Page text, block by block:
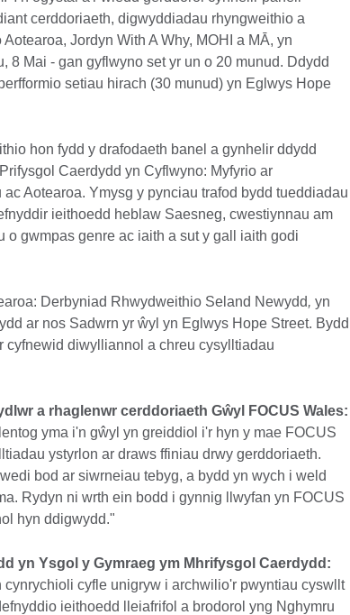
cerddoriaeth, digwyddiadau rhyngweithio a
Jordyn With A Why, MOHI a MĀ, yn
8 Mai - gan gyflwyno set yr un o 20 munud. Ddydd
setiau hirach (30 munud) yn Eglwys Hope
hon fydd y drafodaeth banel a gynhelir ddydd
Caerdydd yn Cyflwyno: Myfyrio ar
Aotearoa. Ymysg y pynciau trafod bydd tueddiadau
ieithoedd heblaw Saesneg, cwestiynnau am
gwmpas genre ac iaith a sut y gall iaith godi
Derbyniad Rhwydweithio Seland Newydd, yn
ar nos Sadwrn yr ŵyl yn Eglwys Hope Street. Bydd
cyfnewid diwylliannol a chreu cysylltiadau
a rhaglenwr cerddoriaeth Gŵyl FOCUS Wales:
yma i'n gŵyl yn greiddiol i'r hyn y mae FOCUS
ystyrlon ar draws ffiniau drwy gerddoriaeth.
bod ar siwrneiau tebyg, a bydd yn wych i weld
Rydyn ni wrth ein bodd i gynnig llwyfan yn FOCUS
hyn ddigwydd."
yn Ysgol y Gymraeg ym Mhrifysgol Caerdydd:
cyfle unigryw i archwilio'r pwyntiau cyswllt
ieithoedd lleiafrifol a brodorol yng Nghymru